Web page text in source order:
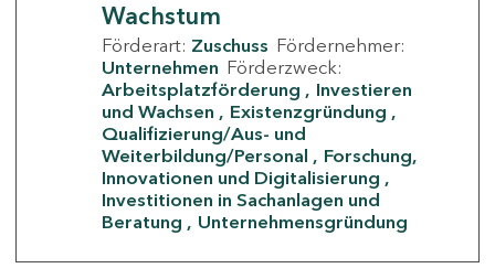
Wachstum
Förderart: Zuschuss Fördernehmer:
Unternehmen Förderzweck:
Arbeitsplatzförderung
Investieren
und Wachsen
Existenzgründung
Qualifizierung/Aus- und
Weiterbildung/Personal
Forschung,
Innovationen und Digitalisierung
Investitionen in Sachanlagen und
Beratung
Unternehmensgründung